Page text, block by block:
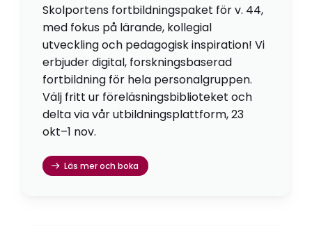
Skolportens fortbildningspaket för v. 44,
med fokus på lärande, kollegial
utveckling och pedagogisk inspiration! Vi
erbjuder digital, forskningsbaserad
fortbildning för hela personalgruppen.
Välj fritt ur föreläsningsbiblioteket och
delta via vår utbildningsplattform, 23
okt–1 nov.
Läs mer och boka